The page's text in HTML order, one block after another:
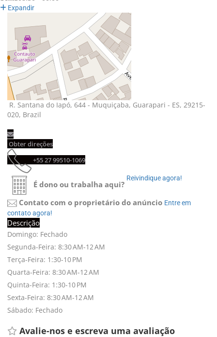
Expandir
R. Santana do Iapó, 644 - Muquiçaba, Guarapari - ES, 29215-
020, Brazil
Obter direções
+55 27 99510-1069
É dono ou trabalha aqui?
Reivindique agora!
Contato com o proprietário do anúncio Entre em
contato agora!
Descrição
Domingo: Fechado
Segunda-Feira: 8:30 AM-12 AM
Terça-Feira: 1:30-10 PM
Quarta-Feira: 8:30 AM-12 AM
Quinta-Feira: 1:30-10 PM
Sexta-Feira: 8:30 AM-12 AM
Sábado: Fechado
Avalie-nos e escreva uma avaliação